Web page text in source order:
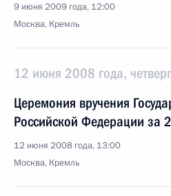
9 июня 2009 года, 12:00
Москва, Кремль
12 июня 2008 года, четверг
Церемония вручения
Российской Федерации за
12 июня 2008 года, 13:00
Москва, Кремль